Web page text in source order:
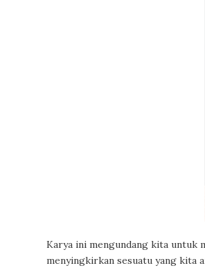
Karya ini mengundang kita untuk
menyingkirkan sesuatu yang kita